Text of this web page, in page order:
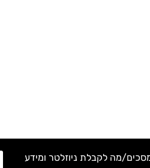
מה לקבלת ניוזלטר ומידע